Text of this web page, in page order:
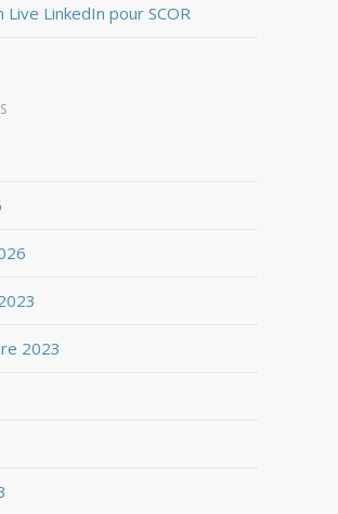
Live LinkedIn pour SCOR
2023